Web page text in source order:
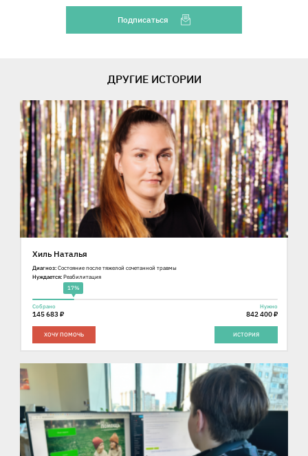
Подписаться
ДРУГИЕ ИСТОРИИ
Хиль Наталья
Диагноз: Состояние после тяжелой сочетанной травмы
Нуждается: Реабилитация
17%
Собрано
145 683 ₽
Нужно
842 400 ₽
ХОЧУ ПОМОЧЬ ИСТОРИЯ